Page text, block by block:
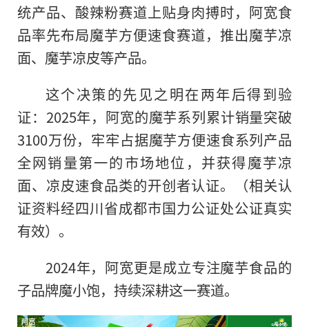
统产品、酸辣粉赛道上贴身肉搏时，阿宽食
品率先布局魔芋方便速食赛道，推出魔芋凉
面、魔芋凉皮等产品。
这个决策的先见之明在两年后得到验
证：2025年，阿宽的魔芋系列累计销量突破
3100万份，牢牢占据魔芋方便速食系列产品
全网销量第一的市场地位，并获得魔芋凉
面、凉皮速食品类的开创者认证。（相关认
证资料经四川省成都市国力公证处公证真实
有效）。
2024年，阿宽更是成立专注魔芋食品的
子品牌魔小饱，持续深耕这一赛道。